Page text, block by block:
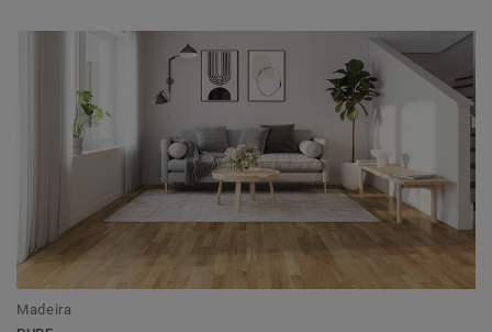
Madeira